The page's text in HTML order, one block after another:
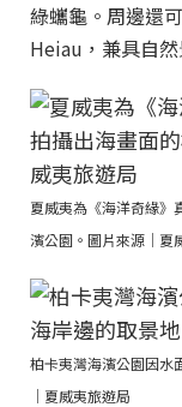
綠蠵龜。周邊還
Heiau，兼具自
夏威夷為《海洋奇緣》
濱公園。圖片來源｜夏
柏卡夷灣海濱公園因水
｜夏威夷旅遊局